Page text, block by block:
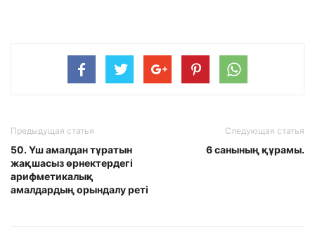
Предыдущая статья
50. Үш амалдан тұратын
жақшасыз өрнектердегі
арифметикалық
амалдардың орындалу реті
Следующая статья
6 санының құрамы.